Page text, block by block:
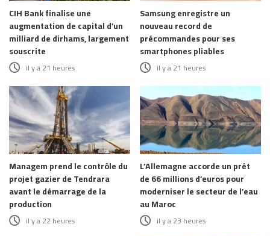
CIH Bank finalise une
augmentation de capital d’un
milliard de dirhams, largement
souscrite
il y a 21 heures
Samsung enregistre un
nouveau record de
précommandes pour ses
smartphones pliables
il y a 21 heures
Managem prend le contrôle du
projet gazier de Tendrara
avant le démarrage de la
production
il y a 22 heures
L’Allemagne accorde un prêt
de 66 millions d’euros pour
moderniser le secteur de l’eau
au Maroc
il y a 23 heures